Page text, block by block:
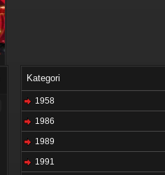
Kategori
1958
1986
1989
1991